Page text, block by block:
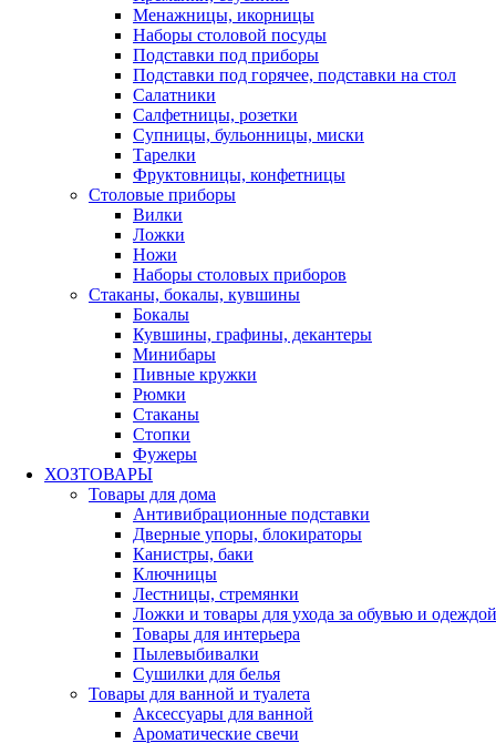
Менажницы, икорницы
Наборы столовой посуды
Подставки под приборы
Подставки под горячее, подставки на стол
Салатники
Салфетницы, розетки
Супницы, бульонницы, миски
Тарелки
Фруктовницы, конфетницы
Столовые приборы
Вилки
Ложки
Ножи
Наборы столовых приборов
Стаканы, бокалы, кувшины
Бокалы
Кувшины, графины, декантеры
Минибары
Пивные кружки
Рюмки
Стаканы
Стопки
Фужеры
ХОЗТОВАРЫ
Товары для дома
Антивибрационные подставки
Дверные упоры, блокираторы
Канистры, баки
Ключницы
Лестницы, стремянки
Ложки и товары для ухода за обувью и одеждой
Товары для интерьера
Пылевыбивалки
Сушилки для белья
Товары для ванной и туалета
Аксессуары для ванной
Ароматические свечи